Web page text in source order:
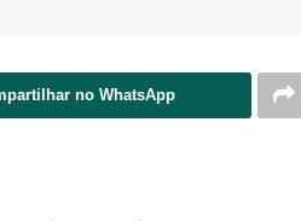
no WhatsApp